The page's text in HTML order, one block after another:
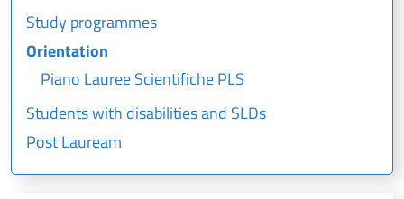
Study programmes
Orientation
Piano Lauree Scientifiche PLS
Students with disabilities and SLDs
Post Lauream